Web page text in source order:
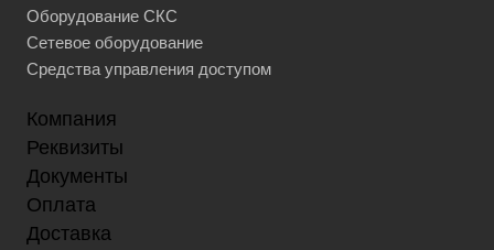
Оборудование СКС
Сетевое оборудование
Средства управления доступом
Компания
Реквизиты
Документы
Оплата
Доставка